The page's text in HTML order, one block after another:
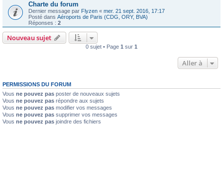
Charte du forum
Dernier message par Flyzen « mer. 21 sept. 2016, 17:17
Posté dans Aéroports de Paris (CDG, ORY, BVA)
Réponses : 2
Nouveau sujet
0 sujet • Page 1 sur 1
Aller à
PERMISSIONS DU FORUM
Vous ne pouvez pas poster de nouveaux sujets
Vous ne pouvez pas répondre aux sujets
Vous ne pouvez pas modifier vos messages
Vous ne pouvez pas supprimer vos messages
Vous ne pouvez pas joindre des fichiers